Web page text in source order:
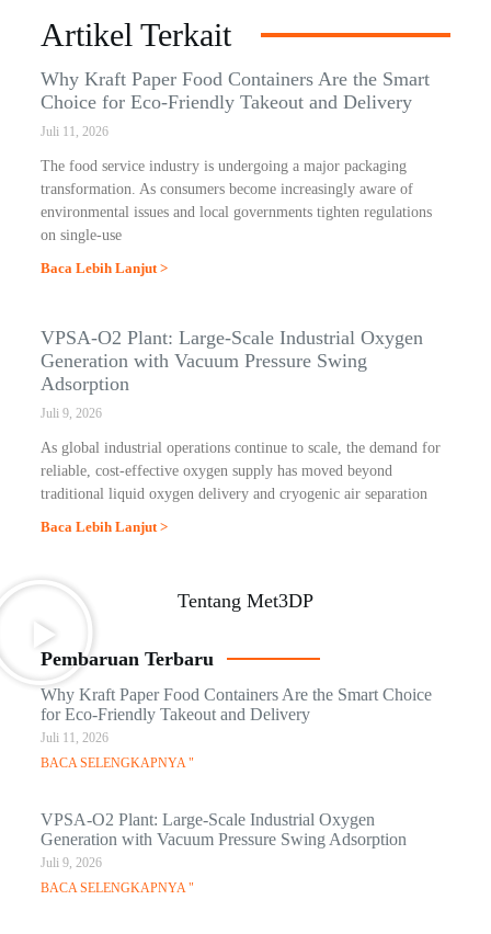
Artikel Terkait
Why Kraft Paper Food Containers Are the Smart
Choice for Eco-Friendly Takeout and Delivery
Juli 11, 2026
The food service industry is undergoing a major packaging
transformation. As consumers become increasingly aware of
environmental issues and local governments tighten regulations
on single-use
Baca Lebih Lanjut >
VPSA-O2 Plant: Large-Scale Industrial Oxygen
Generation with Vacuum Pressure Swing
Adsorption
Juli 9, 2026
As global industrial operations continue to scale, the demand for
reliable, cost-effective oxygen supply has moved beyond
traditional liquid oxygen delivery and cryogenic air separation
Baca Lebih Lanjut >
Tentang Met3DP
Pembaruan Terbaru
Why Kraft Paper Food Containers Are the Smart Choice
for Eco-Friendly Takeout and Delivery
Juli 11, 2026
BACA SELENGKAPNYA "
VPSA-O2 Plant: Large-Scale Industrial Oxygen
Generation with Vacuum Pressure Swing Adsorption
Juli 9, 2026
BACA SELENGKAPNYA "